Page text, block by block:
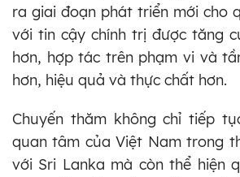
ra giai đoạn phát triển mới cho
với tin cậy chính trị được tăng
hơn, hợp tác trên phạm vi và
hơn, hiệu quả và thực chất hơn.
Chuyến thăm không chỉ tiếp
quan tâm của Việt Nam trong
với Sri Lanka mà còn thể hiện